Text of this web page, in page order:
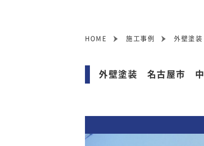
HOME 施工事例 外壁塗
外壁塗装 名古屋市